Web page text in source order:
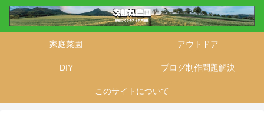
家庭菜園 アウトドア
DIY ブログ制作問題解決
このサイトについて